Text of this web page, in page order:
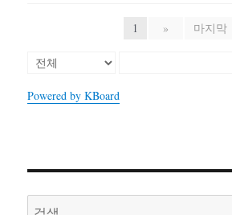
1 » 마지막
Powered by KBoard
검